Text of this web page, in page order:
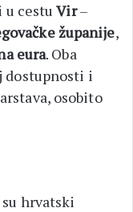
u cestuVir–
županije,
eura. Oba
dostupnosti i
osobito
hrvatski